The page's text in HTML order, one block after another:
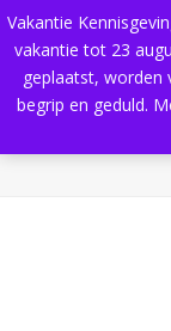
Vakantie
vakantie tot 23
geplaatst, worden
begrip en geduld.